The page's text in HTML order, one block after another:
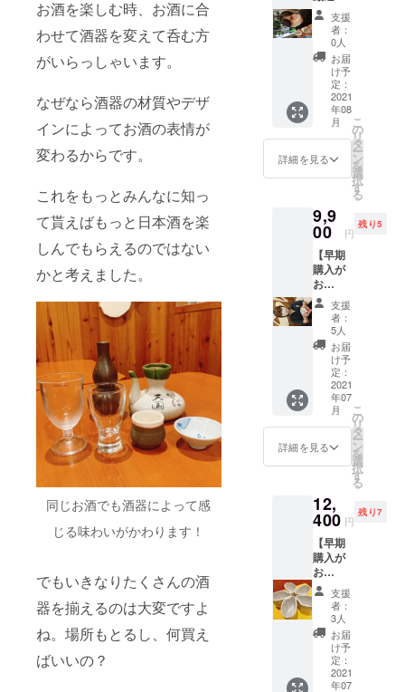
お酒を楽しむ時、お酒に合
わせて酒器を変えて呑む方
がいらっしゃいます。
なぜなら酒器の材質やデザ
インによってお酒の表情が
変わるからです。
これをもっとみんなに知っ
て貰えばもっと日本酒を楽
しんでもらえるのではない
かと考えました。
同じお酒でも酒器によって感
じる味わいがかわります！
でもいきなりたくさんの酒
器を揃えるのは大変ですよ
ね。場所もとるし、何買え
ばいいの？
す。 ク
ラウド
ファン
ディン
グ終了
後に ど
ちらの
セット
がご希
メール
でお伺
す。 酒
米の横
綱！で
飲み比
べ 【山
田錦3種
セッ
ト】 酒
米の横
綱と言
われる
山田錦
で醸し
たお酒
の 王道
トで
す！
あえず
コレで
大安
心！ マ
ニアも
納
得！！
レア酒
米で飲
み比べ
【マニ
アック
酒米3種
さん
（酒販
店sake
wine
lifeの代
表）に
この呑
ん米を
最大限
楽しめ
る一本
した。
ラベル
も今回
の為の
限定ラ
ベル。
世界中
でもこ
のクラ
ウド
ファン
ディン
グか
sake
wine
lifeでし
か買え
ませ
酒【英
君】 香
り高く
味わい
も米の
旨味を
しっか
りと感
じる事
ができ
る最高
の一本
ではな
店のお
名前
ロゴ 好
きな言
葉（6文
字程
度）etc
貴方の
想いを
刻印致
しま
には店
名やロ
ゴが
入った
酒器は
いかが
です
か？ ※
名入
れ ロ
ゴなど
片面の
みとな
りま
す。 ※
ぐいの
み4個
本酒6種
飲み比
べセッ
ト】刻
印付き
（税
込
クール
便送料
込み
手数料
込み）
日本酒
しめる
【呑ん
米】が2
個と 日
本酒の
達人が
選ぶ日
本酒6種
（各1合
計6合）
のセッ
トで
す！ ぐ
いのみ
に刻印
名入れ
できま
を入れ
て貴方
だけの
呑ん米
ができ
ます！
届いて
すぐ呑
ん米を
お楽し
みいた
だける
セット
支援
者：
0人
お届
け予
定：
2021
年08
月
詳細を見る
こ
の
リ
タ
ー
ン
を
選
択
す
る
9,9
00 円
残り5
【早期
購入が
お
得】 6
個セッ
ト＋1個
サービ
ス 割引
&名入れ
付き 4
倍楽し
めるぐ
いのみ
【呑ん
米】6個
セット
サービ
ス （送
料手数
料込
み・税
込み）
大切な
人の名
前 貴
方のお
名前 お
店のお
名前
支援
者：
5人
お届
け予
定：
2021
年07
月
詳細を見る
こ
の
リ
タ
ー
ン
を
選
択
す
る
12,
400 円
残り7
【早期
購入が
お
得】 8
個セッ
ト＋1個
サービ
ス 割引
&名入れ
付き 4
倍楽し
支援
者：
3人
お届
け予
定：
2021
年07